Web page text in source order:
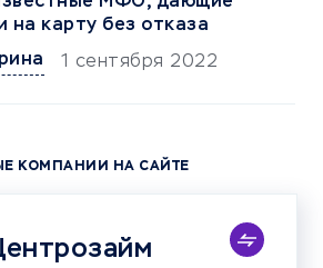
на карту без отказа
1 сентября 2022
КОМПАНИИ НА САЙТЕ